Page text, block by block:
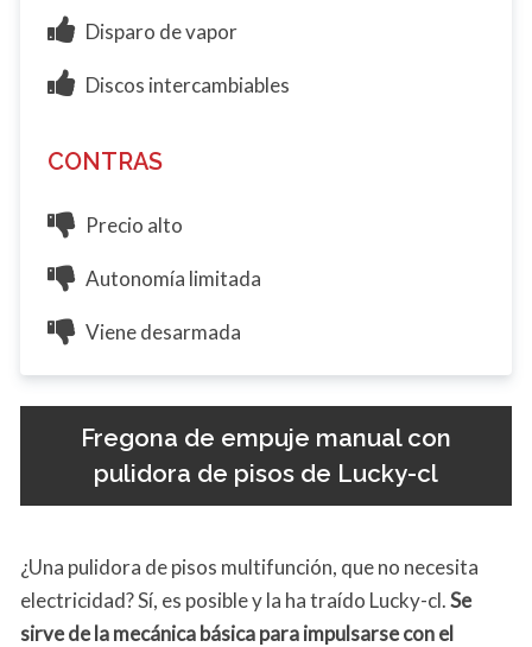
Disparo de vapor
Discos intercambiables
CONTRAS
Precio alto
Autonomía limitada
Viene desarmada
Fregona de empuje manual con
pulidora de pisos de Lucky-cl
¿Una pulidora de pisos multifunción, que no necesita
electricidad? Sí, es posible y la ha traído Lucky-cl.Se
sirve de la mecánica básica para impulsarse con el